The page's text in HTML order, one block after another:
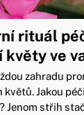
rituál
ve
zahradu
Jakou
Jenom střih